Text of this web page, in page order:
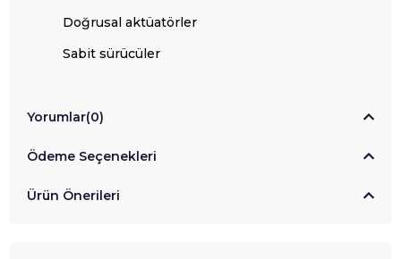
Doğrusal aktüatörler
Sabit sürücüler
Yorumlar(0)
Ödeme Seçenekleri
Ürün Önerileri